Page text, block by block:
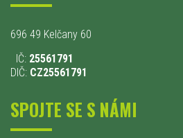
696 49 Kelčany 60
IČ: 25561791
DIČ: CZ25561791
SPOJTE SE S NÁMI